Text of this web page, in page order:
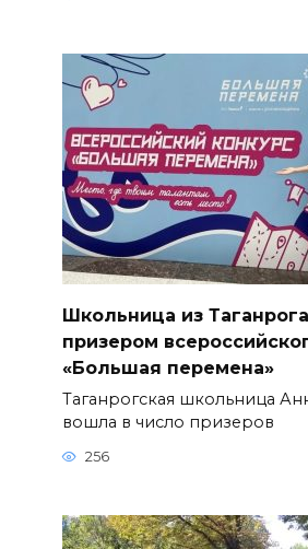
Школьница из
призером
«Большая перемена»
Таганрогская школьница
вошла в число призеров
256